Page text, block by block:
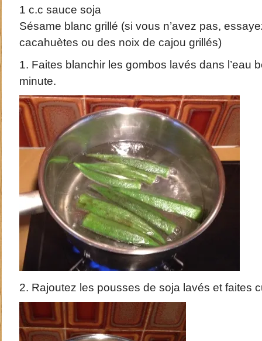
1 c.c sauce soja
Sésame blanc grillé (si vous n’avez pas,
cacahuètes ou des noix de cajou grillés)
1. Faites blanchir les gombos lavés dans l’eau
minute.
2. Rajoutez les pousses de soja lavés et faites